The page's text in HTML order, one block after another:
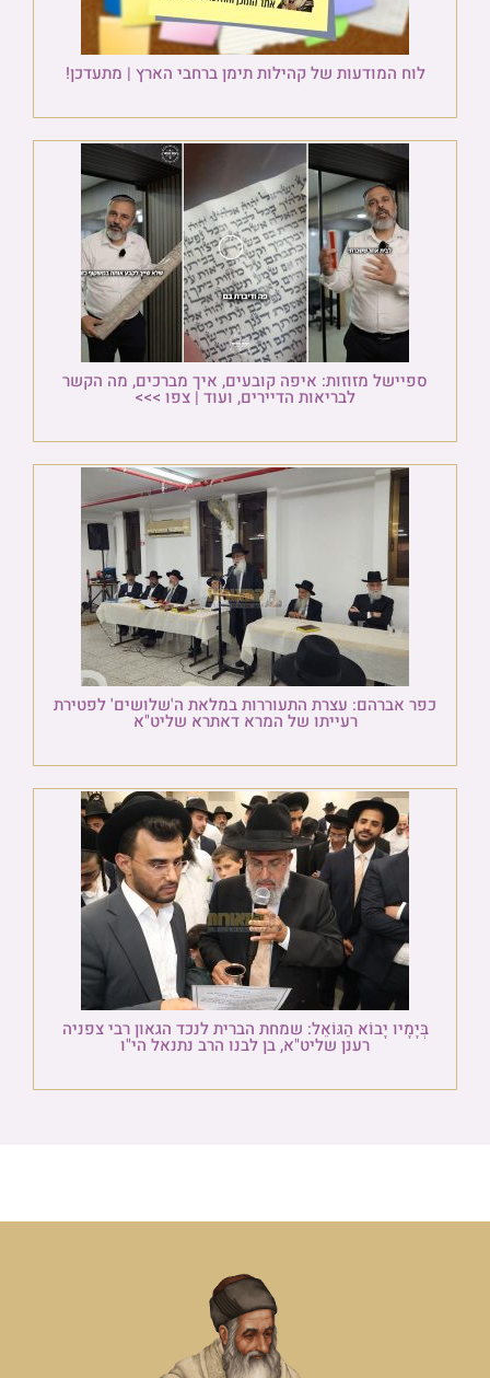
לוח המודעות של קהילות תימן ברחבי הארץ | מתעדכן!
ספיישל מזוזות: איפה קובעים, איך מברכים, מה הקשר
לבריאות הדיירים, ועוד | צפו >>>
כפר אברהם: עצרת התעוררות במלאת ה'שלושים' לפטירת
רעייתו של המרא דאתרא שליט"א
בְּיָמָיו יָבוֹא הַגּוֹאֵל: שמחת הברית לנכד הגאון רבי צפניה
רענן שליט"א, בן לבנו הרב נתנאל הי"ו